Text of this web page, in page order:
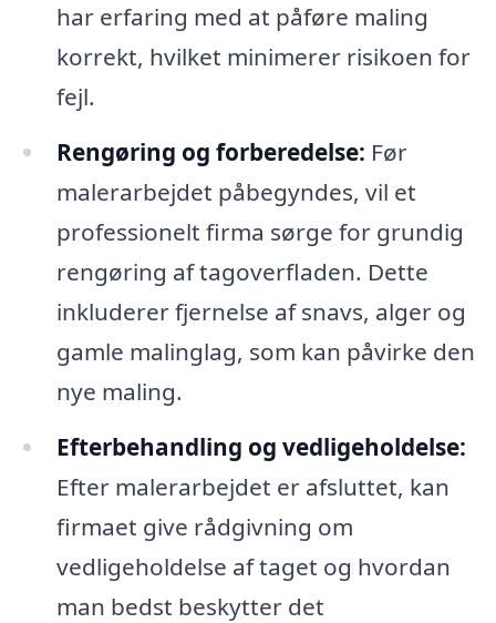
har erfaring med at påføre maling
korrekt, hvilket minimerer risikoen for
fejl.
Rengøring og forberedelse: Før
malerarbejdet påbegyndes, vil et
professionelt firma sørge for grundig
rengøring af tagoverfladen. Dette
inkluderer fjernelse af snavs, alger og
gamle malinglag, som kan påvirke den
nye maling.
Efterbehandling og vedligeholdelse:
Efter malerarbejdet er afsluttet, kan
firmaet give rådgivning om
vedligeholdelse af taget og hvordan
man bedst beskytter det